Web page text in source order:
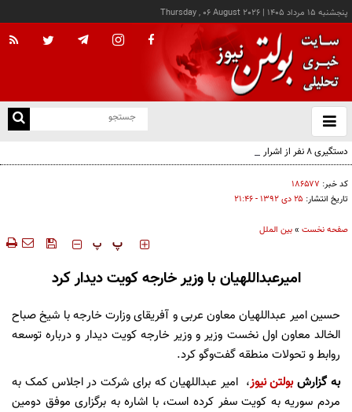
پنجشنبه ۱۵ مرداد ۱۴۰۵ |
Thursday , 06 August 2026
باز
و
دستگیری ۸ نفر از اشرار مسلح شاخص و مرتبطین گروهک‌های تروریستی
کد خبر: ۱۸۶۵۷۷
تاریخ انتشار: ۲۵ دی ۱۳۹۲ - ۲۱:۴۶
صفحه نخست »بین الملل
‍‍‍ پ پ
امیرعبداللهیان با وزیر خارجه کویت دیدار کرد
حسین امیر عبداللهیان معاون عربی و آفریقای وزارت خارجه با شیخ صباح
الخالد معاون اول نخست وزیر و وزیر خارجه کویت دیدار و درباره توسعه
روابط و تحولات منطقه گفت‌وگو کرد.
به گزارشبولتن نیوز، امیر عبداللهیان که برای شرکت در اجلاس کمک به
مردم سوریه به کویت سفر کرده است، با اشاره به برگزاری موفق دومین